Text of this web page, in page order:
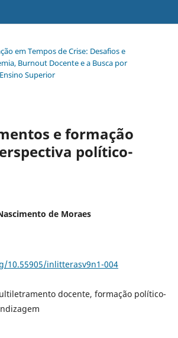
em Tempos de Crise: Desafios e
Burnout Docente e a Busca por
Superior
e formação
político-
de Moraes
10.55905/inlitterasv9n1-004
docente, formação político-